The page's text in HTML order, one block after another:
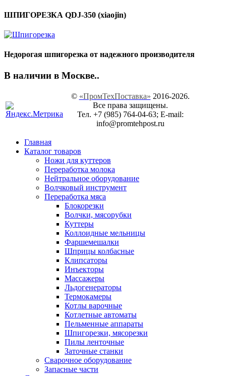
ШПИГОРЕЗКА QDJ-350 (xiaojin)
Недорогая шпигорезка от надежного производителя
В наличии в Москве..
© «ПромТехПоставка» 2016-2026.
Все права защищены.
Тел. +7 (985) 764-04-63; E-mail:
info@promtehpost.ru
Главная
Каталог товаров
Ножи для куттеров
Переработка молока
Нейтральное оборудование
Волчковый инструмент
Переработка мяса
Блокорезки
Волчки, мясорубки
Куттеры
Коллоидные мельницы
Фаршемешалки
Шприцы колбасные
Клипсаторы
Инъекторы
Массажеры
Льдогенераторы
Термокамеры
Котлы варочные
Котлетные автоматы
Пельменные аппараты
Шпигорезки, мясорезки
Пилы ленточные
Заточные станки
Сварочное оборудование
Запасные части